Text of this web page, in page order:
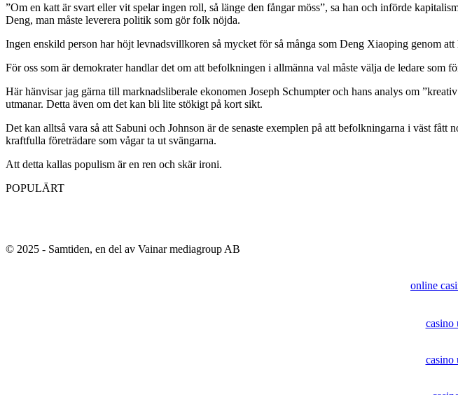
”Om en katt är svart eller vit spelar ingen roll, så länge den fångar möss”, sa han och införde
Deng, man måste leverera politik som gör folk nöjda.
Ingen enskild person har höjt levnadsvillkoren så mycket för så många som Deng Xiaoping genom att
För oss som är demokrater handlar det om att befolkningen i allmänna val måste välja de ledare som
Här hänvisar jag gärna till marknadsliberale ekonomen Joseph Schumpter och hans analys om
utmanar. Detta även om det kan bli lite stökigt på kort sikt.
Det kan alltså vara så att Sabuni och Johnson är de senaste exemplen på att befolkningarna i väst
kraftfulla företrädare som vågar ta ut svängarna.
Att detta kallas populism är en ren och skär ironi.
POPULÄRT
© 2025 - Samtiden, en del av Vainar mediagroup AB
online
casino
casino